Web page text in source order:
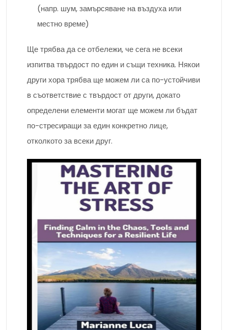
(напр. шум, замърсяване на въздуха или
местно време)
Ще трябва да се отбележи, че сега не всеки
изпитва твърдост по един и същи техника. Някои
други хора трябва ще можем ли са по-устойчиви
в съответствие с твърдост от други, докато
определени елементи могат ще можем ли бъдат
по-стресиращи за един конкретно лице,
отколкото за всеки друг.